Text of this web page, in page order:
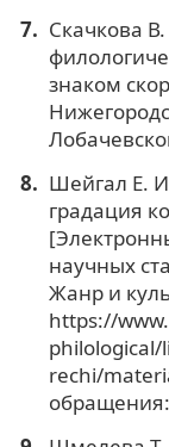
Скачкова
знаком
Шейгал Е.
градация
научных
Жанр и
https://
rechi/